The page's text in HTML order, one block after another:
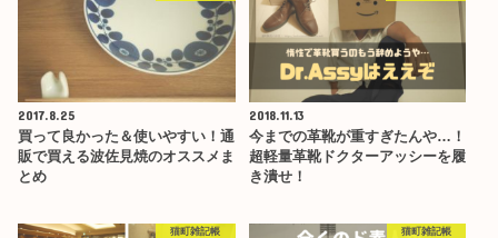
2017.8.25
買って良かった＆使いやすい！通
販で買える波佐見焼のオススメま
とめ
2018.11.13
今までの革靴が重すぎたんや…！
超軽量革靴ドクターアッシーを履
き潰せ！
猫町雑記帳 猫町雑記帳